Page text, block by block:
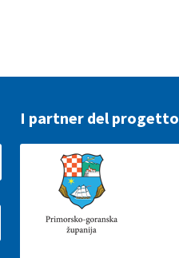
I partner del progetto